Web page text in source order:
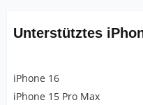
Unterstütztes
iPhone 16
iPhone 15 Pro Max